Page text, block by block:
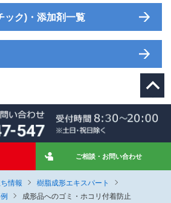
情報
樹脂成形エキスパート
成形品へのゴミ・ホコリ付着防止
ック)・添加剤一覧
ご相談・お問い合わせ